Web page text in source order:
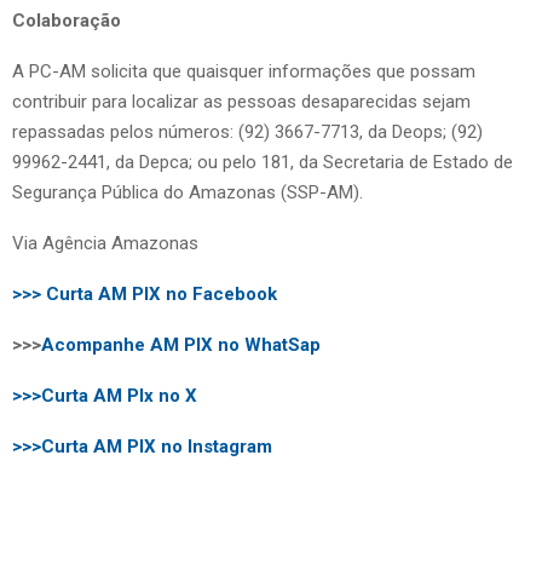
Colaboração
A PC-AM solicita que quaisquer informações que possam
contribuir para localizar as pessoas desaparecidas sejam
repassadas pelos números: (92) 3667-7713, da Deops; (92)
99962-2441, da Depca; ou pelo 181, da Secretaria de Estado de
Segurança Pública do Amazonas (SSP-AM).
Via Agência Amazonas
>>> Curta AM PIX no Facebook
>>>Acompanhe AM PIX no WhatSap
>>>Curta AM PIx no X
>>>Curta AM PIX no Instagram